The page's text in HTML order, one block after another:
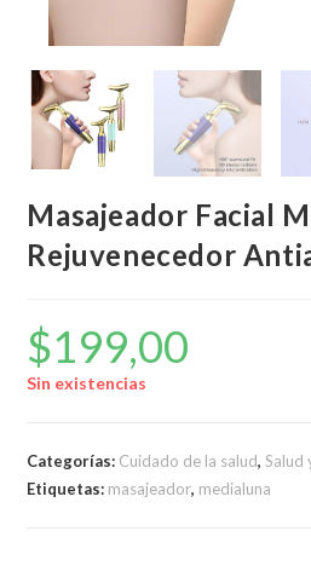
Masajeador Facial
Rejuvenecedor
$199,00
Sin existencias
Categorías: Cuidado de la salud,Salud
Etiquetas: masajeador, medialuna